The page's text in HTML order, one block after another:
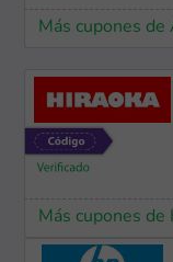
Más cupones de
Más cupones de